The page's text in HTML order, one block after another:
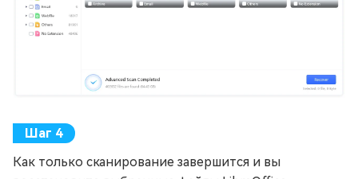
Как только сканирование завершится и вы